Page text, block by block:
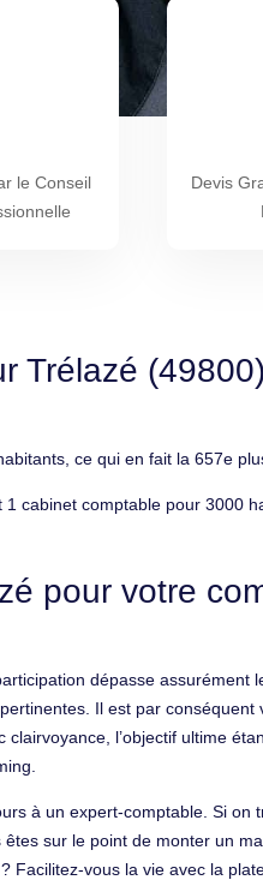
le Conseil
Devis
Trélazé (49800)
ce qui en fait la 657e
cabinet comptable pour 3000
pour votre
dépasse
Il est par
l’objectif ultime
à un expert-comptable. Si on
sur le point de monter un
Facilitez-vous la vie avec la